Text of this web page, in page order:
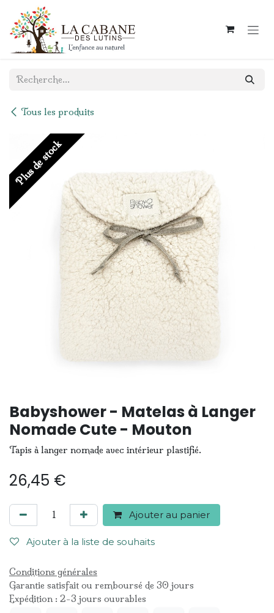
Se rendre au contenu
Tous les produits
Plus de stock
Babyshower - Matelas à Langer
Nomade Cute - Mouton
Tapis à langer nomade avec intérieur plastifié.
26,45 €
Ajouter au panier
Ajouter à la liste de souhaits
Conditions générales
Garantie satisfait ou remboursé de 30 jours
Expédition : 2-3 jours ouvrables